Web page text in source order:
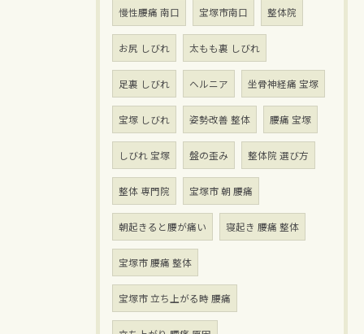
慢性腰痛 南口 宝塚市南口 整体院
お尻 しびれ 太もも裏 しびれ
足裏 しびれ ヘルニア 坐骨神経痛 宝塚
宝塚 しびれ 姿勢改善 整体 腰痛 宝塚
しびれ 宝塚 盤の歪み 整体院 選び方
整体 専門院 宝塚市 朝 腰痛
朝起きると腰が痛い 寝起き 腰痛 整体
宝塚市 腰痛 整体
宝塚市 立ち上がる時 腰痛